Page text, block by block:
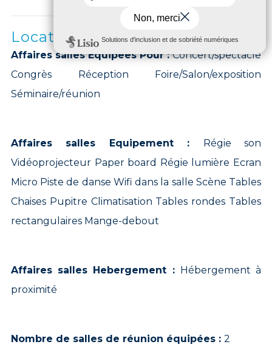
Location de salle
Affaires salles Equipees Pour :Concert/spectacle
Congrès Réception Foire/Salon/exposition
Séminaire/réunion
Affaires salles Equipement :
Régie son
Vidéoprojecteur Paper board Régie lumière Ecran
Micro Piste de danse Wifi dans la salle Scène Tables
Chaises Pupitre Climatisation Tables rondes Tables
rectangulaires Mange-debout
Affaires salles Hebergement :
Hébergement à
proximité
Nombre de salles de réunion équipées : 2